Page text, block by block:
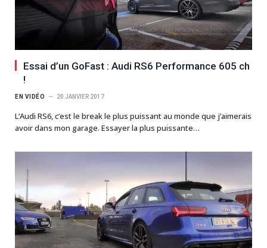
Essai d’un GoFast : Audi RS6 Performance 605 ch
!
EN VIDÉO 20 JANVIER 2017
L’Audi RS6, c’est le break le plus puissant au monde que j’aimerais
avoir dans mon garage. Essayer la plus puissante…